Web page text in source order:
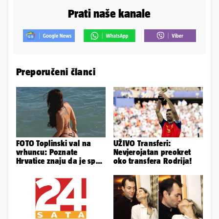
Prati naše kanale
Preporučeni članci
FOTO Toplinski val na
vrhuncu: Poznate
Hrvatice znaju da je spas
UŽIVO Transferi:
Nevjerojatan preokret
oko transfera Rodrija!